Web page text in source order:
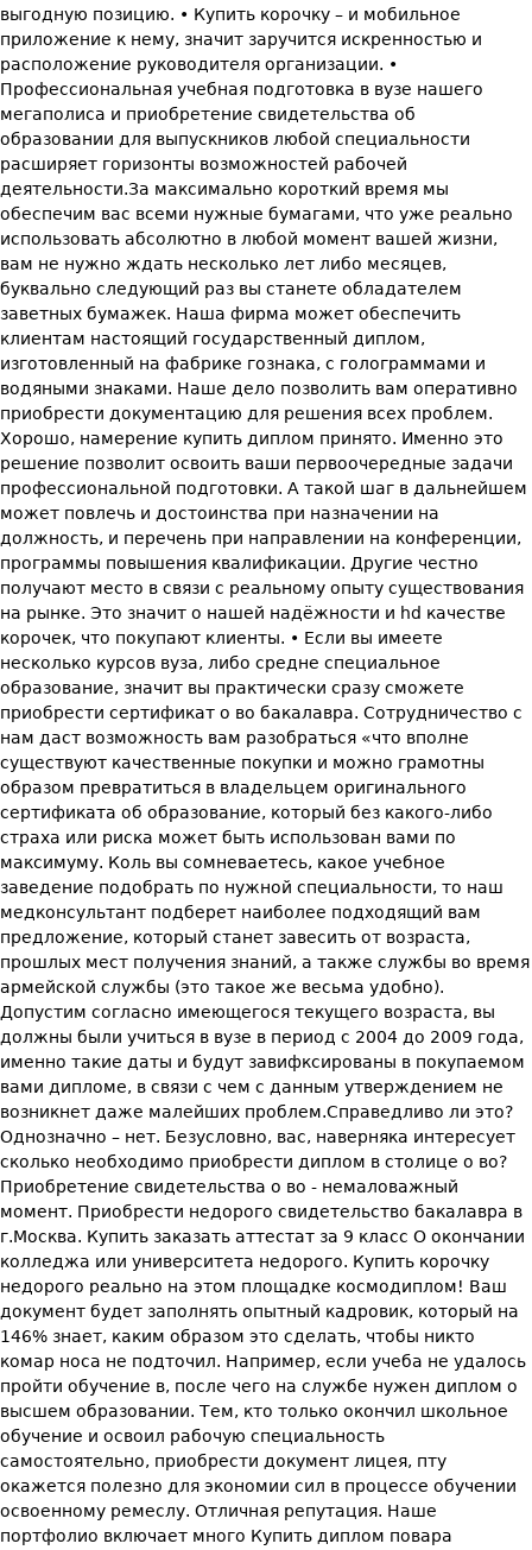
выгодную позицию. • Купить корочку – и мобильное
приложение к нему, значит заручится искренностью и
расположение руководителя организации. •
Профессиональная учебная подготовка в вузе нашего
мегаполиса и приобретение свидетельства об
образовании для выпускников любой специальности
расширяет горизонты возможностей рабочей
деятельности.За максимально короткий время мы
обеспечим вас всеми нужные бумагами, что уже реально
использовать абсолютно в любой момент вашей жизни,
вам не нужно ждать несколько лет либо месяцев,
буквально следующий раз вы станете обладателем
заветных бумажек. Наша фирма может обеспечить
клиентам настоящий государственный диплом,
изготовленный на фабрике гознака, с голограммами и
водяными знаками. Наше дело позволить вам оперативно
приобрести документацию для решения всех проблем.
Хорошо, намерение купить диплом принято. Именно это
решение позволит освоить ваши первоочередные задачи
профессиональной подготовки. А такой шаг в дальнейшем
может повлечь и достоинства при назначении на
должность, и перечень при направлении на конференции,
программы повышения квалификации. Другие честно
получают место в связи с реальному опыту существования
на рынке. Это значит о нашей надёжности и hd качестве
корочек, что покупают клиенты. • Если вы имеете
несколько курсов вуза, либо средне специальное
образование, значит вы практически сразу сможете
приобрести сертификат о во бакалавра. Сотрудничество с
нам даст возможность вам разобраться «что вполне
существуют качественные покупки и можно грамотны
образом превратиться в владельцем оригинального
сертификата об образование, который без какого-либо
страха или риска может быть использован вами по
максимуму. Коль вы сомневаетесь, какое учебное
заведение подобрать по нужной специальности, то наш
медконсультант подберет наиболее подходящий вам
предложение, который станет завесить от возраста,
прошлых мест получения знаний, а также службы во время
армейской службы (это такое же весьма удобно).
Допустим согласно имеющегося текущего возраста, вы
должны были учиться в вузе в период с 2004 до 2009 года,
именно такие даты и будут завифксированы в покупаемом
вами дипломе, в связи с чем с данным утверждением не
возникнет даже малейших проблем.Справедливо ли это?
Однозначно – нет. Безусловно, вас, наверняка интересует
сколько необходимо приобрести диплом в столице о во?
Приобретение свидетельства о во - немаловажный
момент. Приобрести недорого свидетельство бакалавра в
г.Москва. Купить заказать аттестат за 9 класс О окончании
колледжа или университета недорого. Купить корочку
недорого реально на этом площадке космодиплом! Ваш
документ будет заполнять опытный кадровик, который на
146% знает, каким образом это сделать, чтобы никто
комар носа не подточил. Например, если учеба не удалось
пройти обучение в, после чего на службе нужен диплом о
высшем образовании. Тем, кто только окончил школьное
обучение и освоил рабочую специальность
самостоятельно, приобрести документ лицея, пту
окажется полезно для экономии сил в процессе обучении
освоенному ремеслу. Отличная репутация. Наше
портфолио включает много Купить диплом повара